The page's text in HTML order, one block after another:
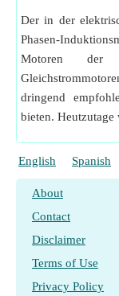
Der in der
Phasen-
Motoren der
dringend
bieten. Heutzutage
English Spanish
About
Contact
Disclaimer
Terms of Use
Privacy Policy